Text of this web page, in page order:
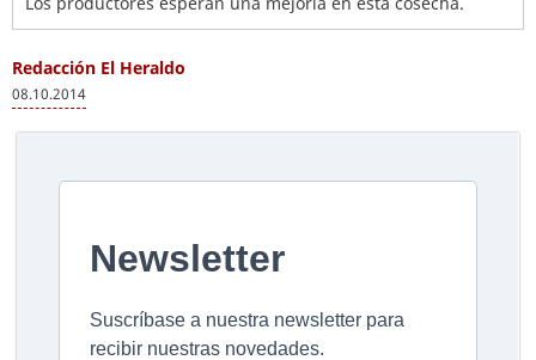
Redacción El Heraldo
08.10.2014